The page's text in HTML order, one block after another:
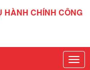
HÀNH CHÍNH CÔNG